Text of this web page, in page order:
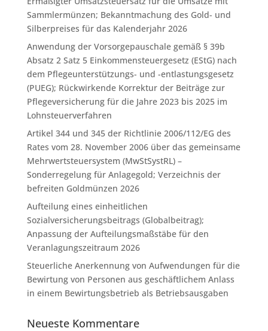
Sammlermünzen; Bekanntmachung des Gold- und
Silberpreises für das Kalenderjahr 2026
Anwendung der Vorsorgepauschale gemäß § 39b
Absatz 2 Satz 5 Einkommensteuergesetz (EStG) nach
dem Pflegeunterstützungs- und -entlastungsgesetz
(PUEG); Rückwirkende Korrektur der Beiträge zur
Pflegeversicherung für die Jahre 2023 bis 2025 im
Lohnsteuerverfahren
Artikel 344 und 345 der Richtlinie 2006/112/EG des
Rates vom 28. November 2006 über das gemeinsame
Mehrwertsteuersystem (MwStSystRL) –
Sonderregelung für Anlagegold; Verzeichnis der
befreiten Goldmünzen 2026
Aufteilung eines einheitlichen
Sozialversicherungsbeitrags (Globalbeitrag);
Anpassung der Aufteilungsmaßstäbe für den
Veranlagungszeitraum 2026
Steuerliche Anerkennung von Aufwendungen für die
Bewirtung von Personen aus geschäftlichem Anlass
in einem Bewirtungsbetrieb als Betriebsausgaben
Neueste Kommentare